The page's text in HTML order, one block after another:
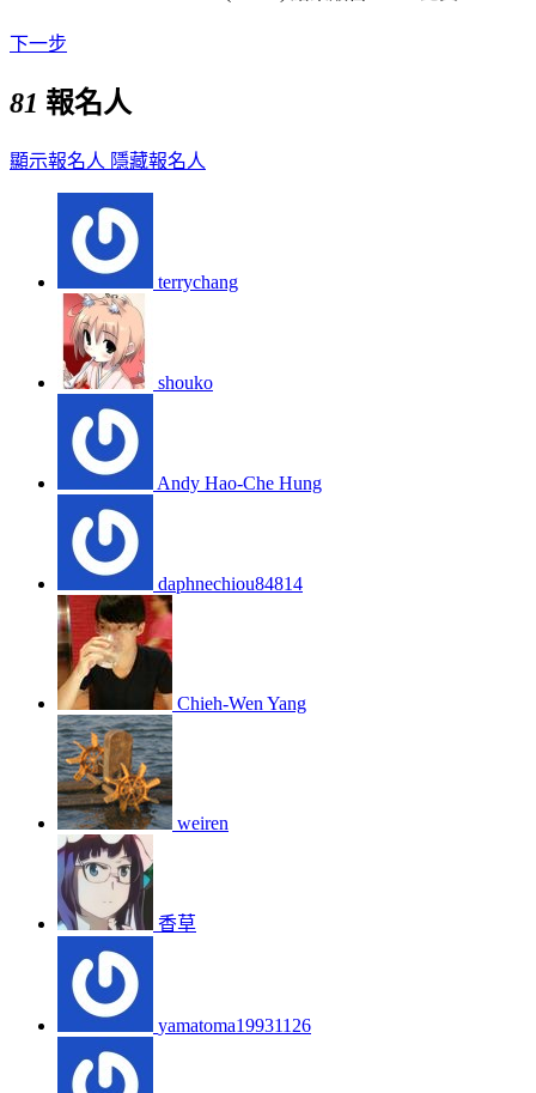
下一步
81 報名人
顯示報名人 隱藏報名人
terrychang
shouko
Andy Hao-Che Hung
daphnechiou84814
Chieh-Wen Yang
weiren
香草
yamatoma19931126